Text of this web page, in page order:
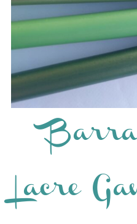
Lacre